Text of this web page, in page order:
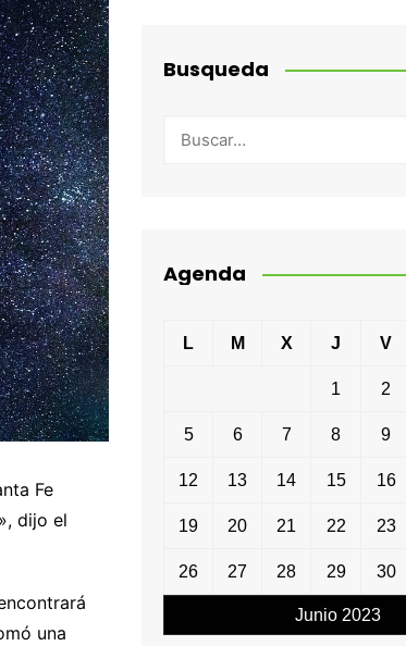
Fe
dijo el
una
Busqueda
Agenda
Junio 2023
L M X J V
1 2
5 6 7 8 9
12 13 14 15 16
19 20 21 22 23
26 27 28 29 30